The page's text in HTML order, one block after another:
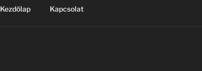
Kezdőlap Kapcsolat